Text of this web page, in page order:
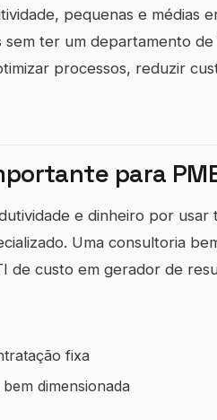
pequenas e médias
ter um departamento de
processos, reduzir
para
e dinheiro por usar
Uma consultoria
de custo em gerador de
fixa
dimensionada